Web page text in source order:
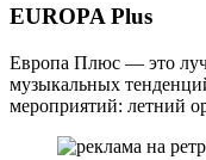
EUROPA Plus
Европа Плюс — это
музыкальных
мероприятий: летний